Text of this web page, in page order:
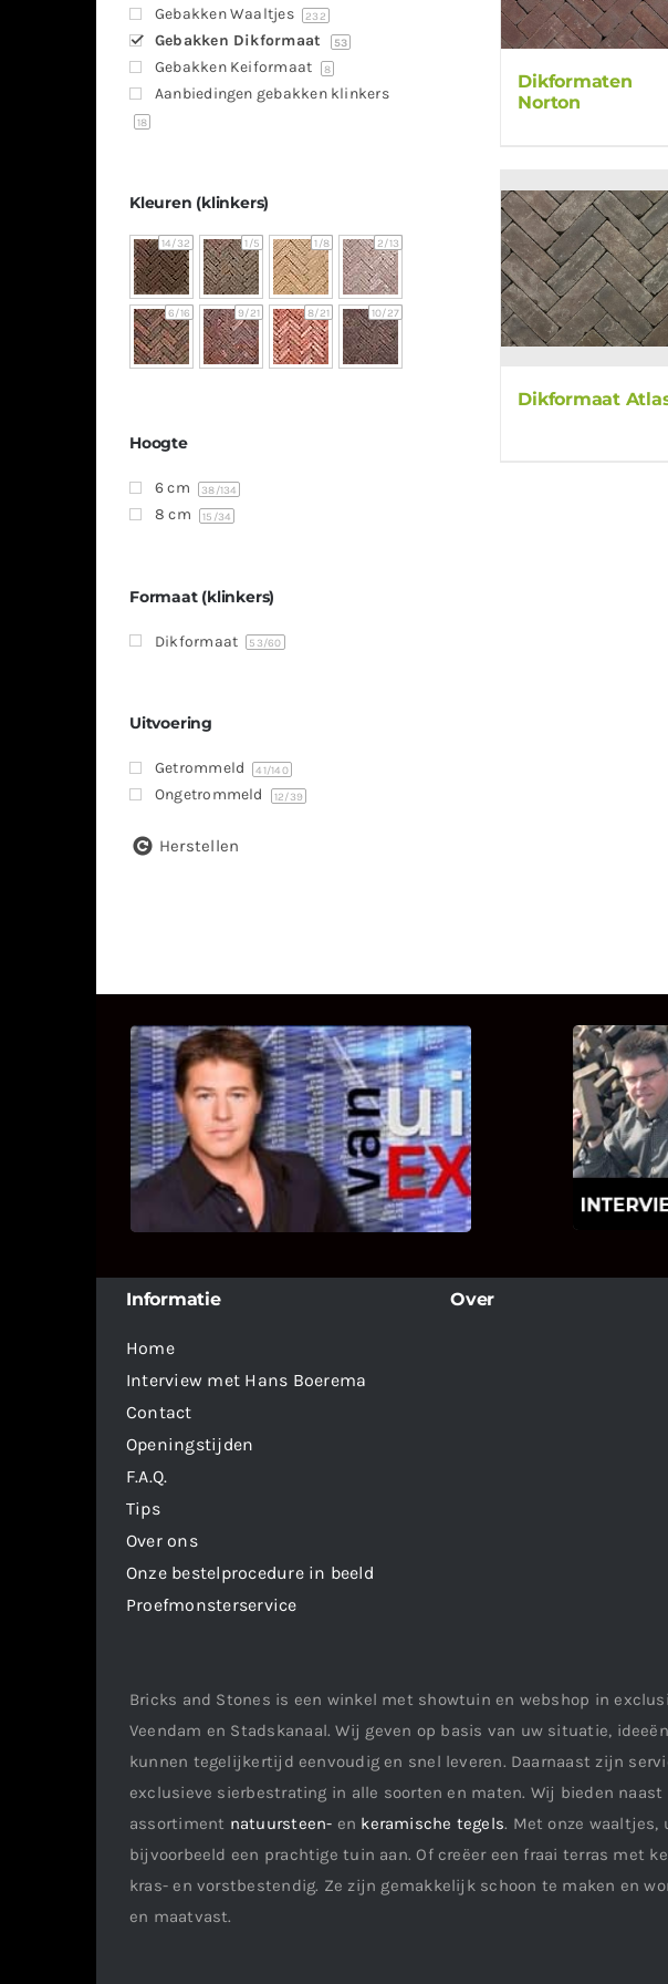
Dikformaten
Norton
Dikformaat
Gebakken Waaltjes 232
Gebakken Dikformaat 53
Gebakken Keiformaat 8
Aanbiedingen gebakken klinkers
18
Kleuren (klinkers)
14/32 1/5 1/8 2/13
6/16 9/21 8/21 10/27
Hoogte
6 cm 38/134
8 cm 15 /34
Formaat (klinkers)
Dikformaat 53/60
Uitvoering
Getrommeld 41/140
Ongetrommeld 12/39
Herstellen
UITSTEL VAN EXECUTIE
Bekijk hier de fragmenten van de
deelname van Bricks and Stones aan
dit programma.
Hoe
wat
Informatie
Home
Interview met Hans Boerema
Contact
Openingstijden
F.A.Q.
Tips
Over ons
Onze bestelprocedure in beeld
Proefmonsterservice
Over
Bricks and Stones is een winkel met showtuin en webshop in
Veendam en Stadskanaal. Wij geven op basis van uw situatie,
kunnen tegelijkertijd eenvoudig en snel leveren. Daarnaast zijn
exclusieve sierbestrating in alle soorten en maten. Wij bieden
assortiment natuursteen- en keramische tegels. Met onze waaltjes,
bijvoorbeeld een prachtige tuin aan. Of creëer een fraai terras met
kras- en vorstbestendig. Ze zijn gemakkelijk schoon te maken en
en maatvast.